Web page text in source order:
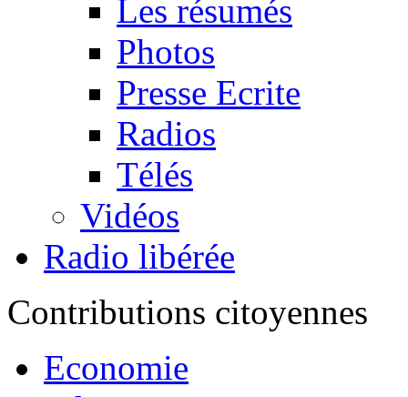
Les résumés
Photos
Presse Ecrite
Radios
Télés
Vidéos
Radio libérée
Contributions citoyennes
Economie